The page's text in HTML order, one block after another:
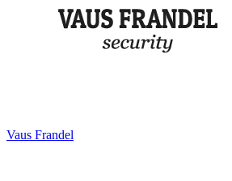
Vaus Frandel